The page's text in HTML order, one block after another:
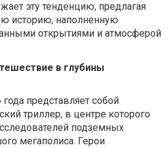
эту тенденцию, предлагая
историю, наполненную
открытиями и атмосферой
в глубины
представляет собой
триллер, в центре которого
подземных
мегаполиса. Герои